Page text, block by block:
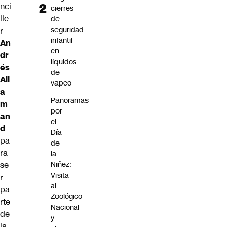
nci
lle
r
An
dr
és
All
a
m
an
d
pa
ra
se
r
pa
rte
de
cierres
de
seguridad
infantil
en
líquidos
de
vapeo
Panoramas
por
el
Día
de
la
Niñez:
Visita
al
Zoológico
Nacional
y